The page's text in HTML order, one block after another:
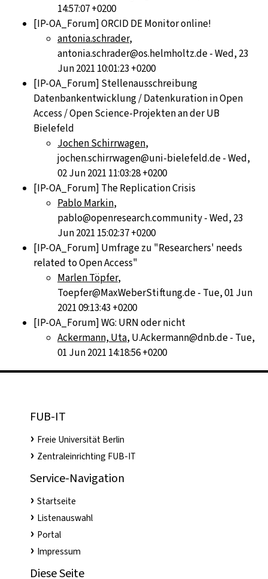
14:57:07 +0200
[IP-OA_Forum] ORCID DE Monitor online!
antonia.schrader,
antonia.schrader@os.helmholtz.de - Wed, 23
Jun 2021 10:01:23 +0200
[IP-OA_Forum] Stellenausschreibung
Datenbankentwicklung / Datenkuration in Open
Access / Open Science-Projekten an der UB
Bielefeld
Jochen Schirrwagen,
jochen.schirrwagen@uni-bielefeld.de - Wed,
02 Jun 2021 11:03:28 +0200
[IP-OA_Forum] The Replication Crisis
Pablo Markin,
pablo@openresearch.community - Wed, 23
Jun 2021 15:02:37 +0200
[IP-OA_Forum] Umfrage zu "Researchers' needs
related to Open Access"
Marlen Töpfer,
Toepfer@MaxWeberStiftung.de - Tue, 01 Jun
2021 09:13:43 +0200
[IP-OA_Forum] WG: URN oder nicht
Ackermann, Uta, U.Ackermann@dnb.de - Tue,
01 Jun 2021 14:18:56 +0200
FUB-IT
Freie Universität Berlin
Zentraleinrichting FUB-IT
Service-Navigation
Startseite
Listenauswahl
Portal
Impressum
Diese Seite